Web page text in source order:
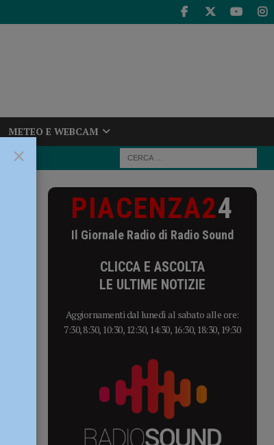
METEO E WEBCAM
PIACENZA24
Il Giornale Radio di Radio Sound
CLICCA E ASCOLTA
LE ULTIME NOTIZIE
Aggiornamenti dal lunedì al sabato alle ore:
7:30, 8:30, 10:30, 12:30, 14:30, 16:30, 18:30, 19:30
×